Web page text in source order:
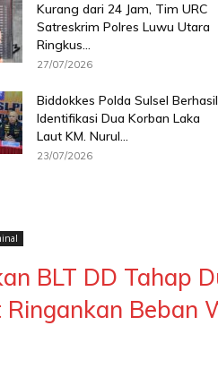
Kurang dari 24 Jam, Tim URC
Satreskrim Polres Luwu Utara
Ringkus...
27/07/2026
Biddokkes Polda Sulsel Berhasil
Identifikasi Dua Korban Laka
Laut KM. Nurul...
23/07/2026